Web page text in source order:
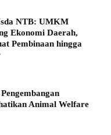
NTB: UMKM
Ekonomi Daerah,
Pembinaan hingga
Animal Welfare